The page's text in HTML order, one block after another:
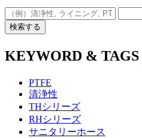
検索する
KEYWORD & TAGS
PTFE
清浄性
THシリーズ
RHシリーズ
サニタリーホース